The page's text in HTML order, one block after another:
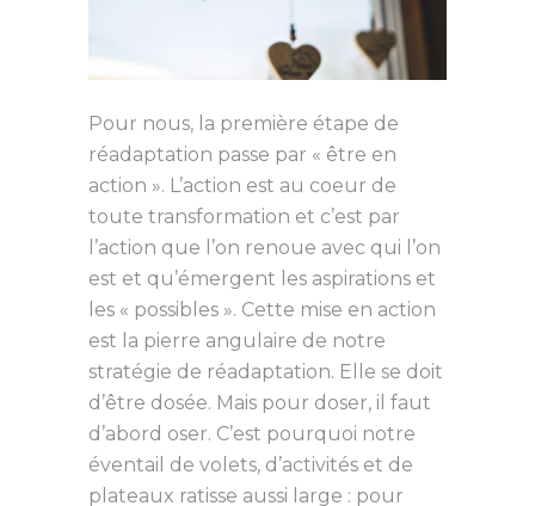
Pour nous, la première étape de
réadaptation passe par « être en
action ». L’action est au coeur de
toute transformation et c’est par
l’action que l’on renoue avec qui l’on
est et qu’émergent les aspirations et
les « possibles ». Cette mise en action
est la pierre angulaire de notre
stratégie de réadaptation. Elle se doit
d’être dosée. Mais pour doser, il faut
d’abord oser. C’est pourquoi notre
éventail de volets, d’activités et de
plateaux ratisse aussi large : pour